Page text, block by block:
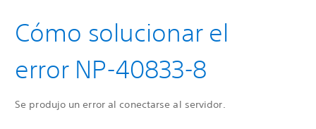
Cómo solucionar el
error NP-40833-8
Se produjo un error al conectarse al servidor.